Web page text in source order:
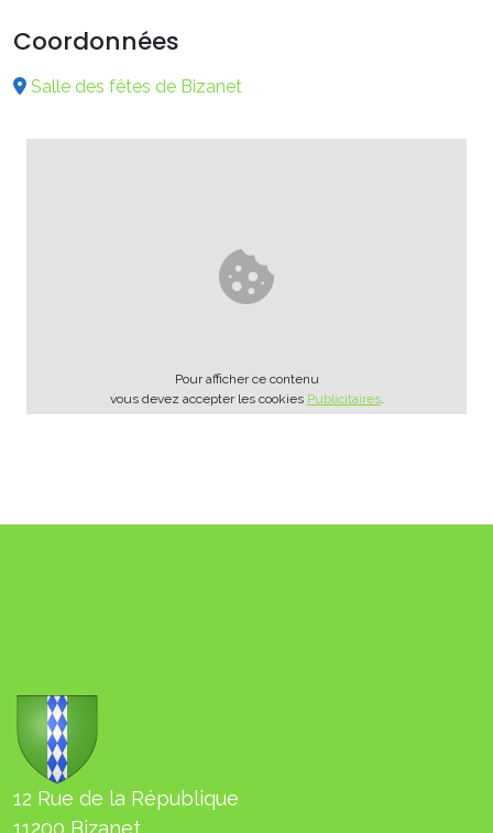
Coordonnées
Salle des fêtes de Bizanet
Pour afficher ce contenu
vous devez accepter les cookies Publicitaires.
12 Rue de la République